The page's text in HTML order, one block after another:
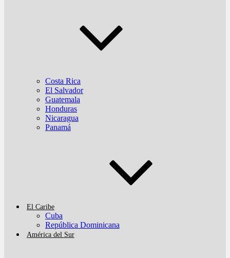
Costa Rica
El Salvador
Guatemala
Honduras
Nicaragua
Panamá
El Caribe
Cuba
República Dominicana
América del Sur